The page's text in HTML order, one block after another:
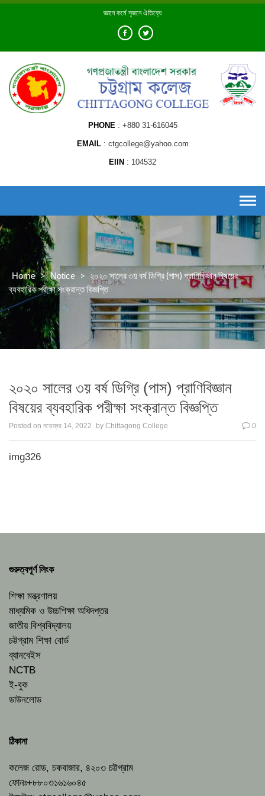
Skip
জ্ঞানে কর্মে সৃজনে ঐতিহ্যে
PHONE +880 31-616045
EMAIL ctgcollege@yahoo.com
EIIN 104532
Home > Notice > ২০২০ সালের ৩য় বর্ষ ডিগ্রি (পাস) প্রাণিবিজ্ঞান বিষয়ের
ব্যবহারিক পরীক্ষা সংক্রান্ত বিজ্ঞপ্তি
২০২০ সালের ৩য় বর্ষ ডিগ্রি (পাস) প্রাণিবিজ্ঞান
বিষয়ের ব্যবহারিক পরীক্ষা সংক্রান্ত বিজ্ঞপ্তি
Posted on নভেম্বর 14, 2022 by Chittagong College 0
img326
গুরুত্বপূর্ণ লিংক
শিক্ষা মন্ত্রণালয়
মাধ্যমিক ও উচ্চশিক্ষা অধিদপ্তর
জাতীয় বিশ্ববিদ্যালয়
চট্টগ্রাম শিক্ষা বোর্ড
ব্যানবেইস
NCTB
ই-বুক
ডাউনলোড
ঠিকানা
কলেজ রোড, চকবাজার, ৪২০৩ চট্টগ্রাম
ফোনঃ+৮৮০৩১৬১৬০৪৫